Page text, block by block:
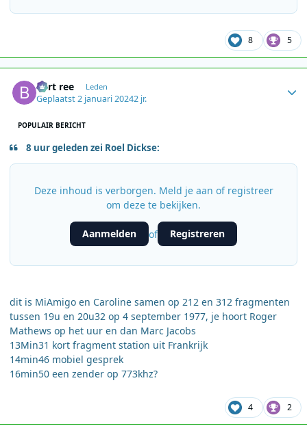
8 5
bert ree Leden
Geplaatst2 januari 20242 jr.
POPULAIR BERICHT
8 uur geleden zei Roel Dickse:
Deze inhoud is verborgen. Meld je aan of registreer
om deze te bekijken.
Aanmelden of Registreren
dit is MiAmigo en Caroline samen op 212 en 312 fragmenten
tussen 19u en 20u32 op 4 september 1977, je hoort Roger
Mathews op het uur en dan Marc Jacobs
13Min31 kort fragment station uit Frankrijk
14min46 mobiel gesprek
16min50 een zender op 773khz?
4 2